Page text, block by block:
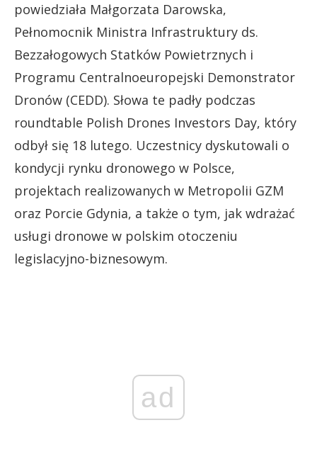
powiedziała Małgorzata Darowska,
Pełnomocnik Ministra Infrastruktury ds.
Bezzałogowych Statków Powietrznych i
Programu Centralnoeuropejski Demonstrator
Dronów (CEDD). Słowa te padły podczas
roundtable Polish Drones Investors Day, który
odbył się 18 lutego. Uczestnicy dyskutowali o
kondycji rynku dronowego w Polsce,
projektach realizowanych w Metropolii GZM
oraz Porcie Gdynia, a także o tym, jak wdrażać
usługi dronowe w polskim otoczeniu
legislacyjno-biznesowym.
ad